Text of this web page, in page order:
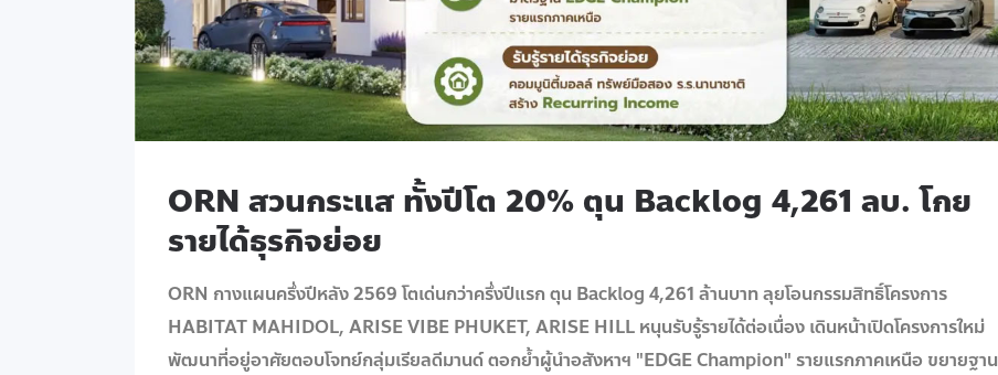
ORN สวนกระแส ทั้งปีโต 20% ตุน Backlog 4,261 ลบ. โกย
รายได้ธุรกิจย่อย
ORN กางแผนครึ่งปีหลัง 2569 โตเด่นกว่าครึ่งปีแรก ตุน Backlog 4,261 ล้านบาท ลุยโอนกรรมสิทธิ์โครงการ
HABITAT MAHIDOL, ARISE VIBE PHUKET, ARISE HILL หนุนรับรู้รายได้ต่อเนื่อง เดินหน้าเปิดโครงการใหม่
พัฒนาที่อยู่อาศัยตอบโจทย์กลุ่มเรียลดีมานด์ ตอกย้ำผู้นำอสังหาฯ "EDGE Champion" รายแรกภาคเหนือ ขยายฐาน